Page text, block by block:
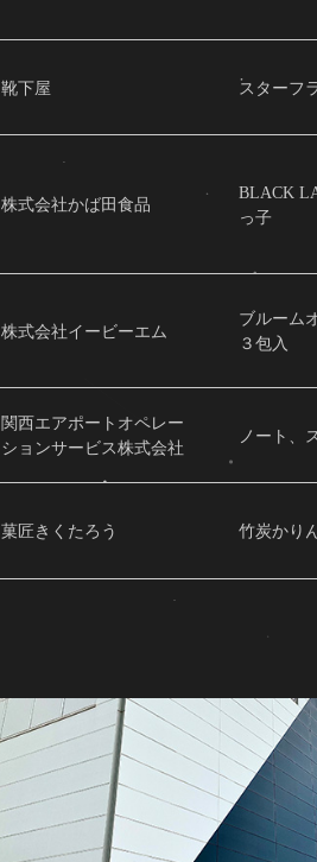
靴下屋 スターフ
株式会社かば田食品
BLACK
っ子
株式会社イービーエム
ブルーム
３包入
関西エアポートオペレー
ションサービス株式会社
ノート、
菓匠きくたろう 竹炭かり